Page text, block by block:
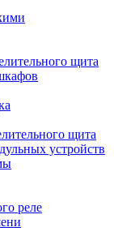
щита
щита
устройств
реле